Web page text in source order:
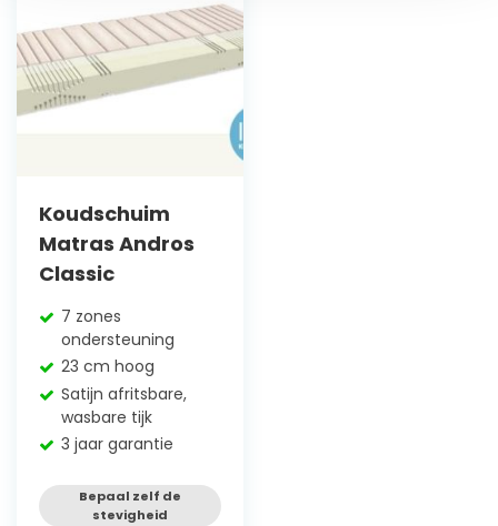
Koudschuim
Matras Andros
Classic
7 zones
ondersteuning
23 cm hoog
Satijn afritsbare,
wasbare tijk
3 jaar garantie
Bepaal zelf de
stevigheid